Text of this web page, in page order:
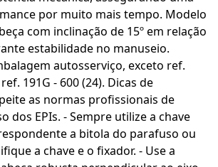
por muito mais tempo. Modelo
com inclinação de 15º em relação
estabilidade no manuseio.
autosserviço, exceto ref.
191G - 600 (24). Dicas de
as normas profissionais de
dos EPIs. - Sempre utilize a chave
a bitola do parafuso ou
a chave e o fixador. - Use a